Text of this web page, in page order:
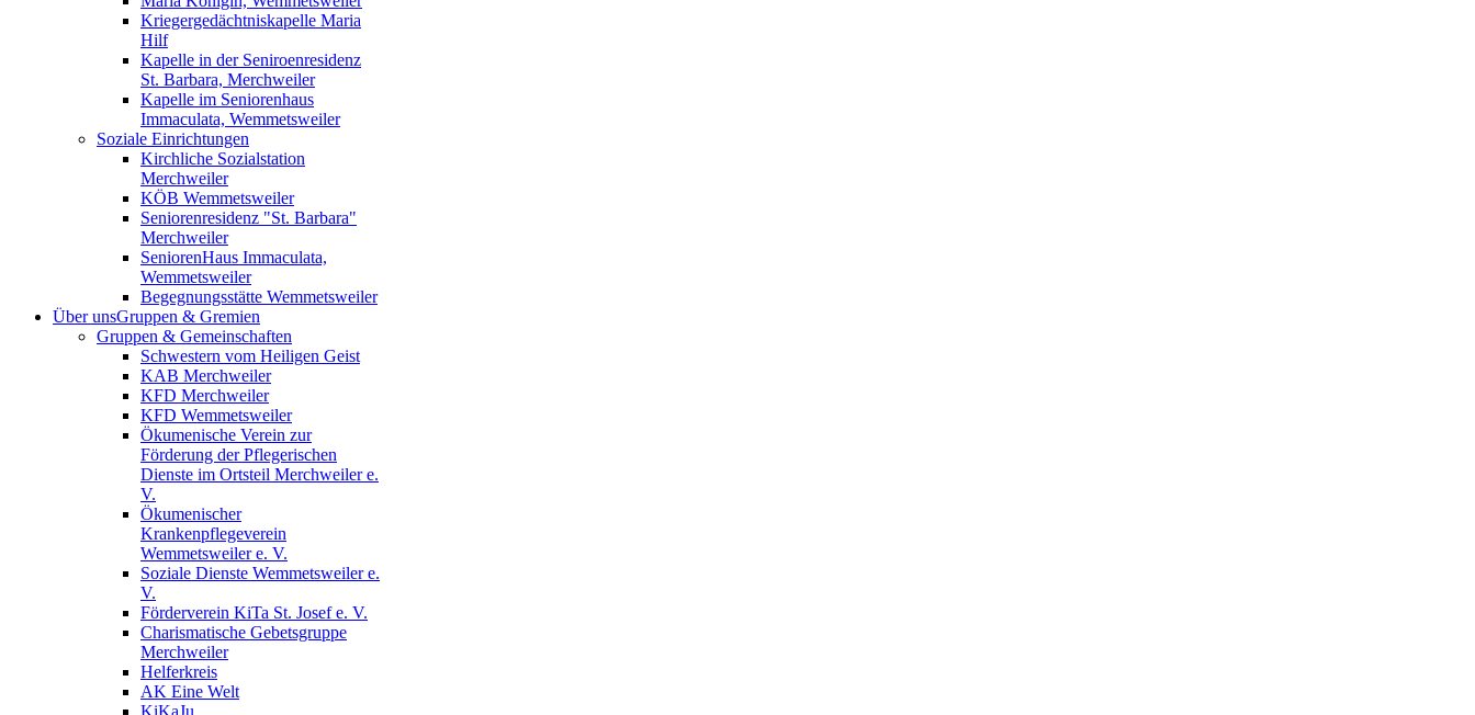
Kriegergedächtniskapelle Maria
Hilf
Kapelle in der Seniroenresidenz
St. Barbara, Merchweiler
Kapelle im Seniorenhaus
Immaculata, Wemmetsweiler
Soziale Einrichtungen
Kirchliche Sozialstation
Merchweiler
KÖB Wemmetsweiler
Seniorenresidenz "St. Barbara"
Merchweiler
SeniorenHaus Immaculata,
Wemmetsweiler
Begegnungsstätte Wemmetsweiler
Über unsGruppen & Gremien
Gruppen & Gemeinschaften
Schwestern vom Heiligen Geist
KAB Merchweiler
KFD Merchweiler
KFD Wemmetsweiler
Ökumenische Verein zur
Förderung der Pflegerischen
Dienste im Ortsteil Merchweiler e.
V.
Ökumenischer
Krankenpflegeverein
Wemmetsweiler e. V.
Soziale Dienste Wemmetsweiler e.
V.
Förderverein KiTa St. Josef e. V.
Charismatische Gebetsgruppe
Merchweiler
Helferkreis
AK Eine Welt
KiKaJu